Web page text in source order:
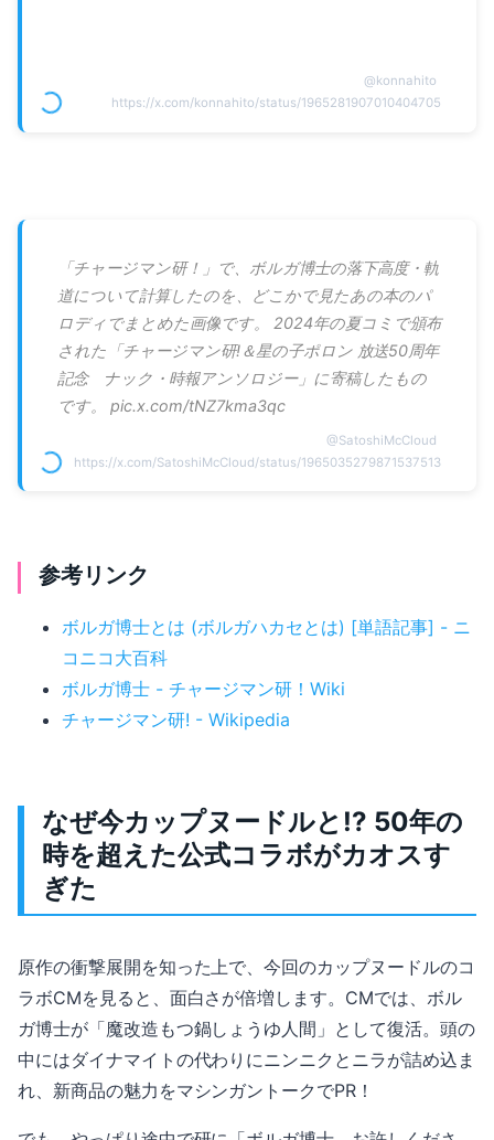
@konnahito
https://x.com/konnahito/status/1965281907010404705
「チャージマン研！」で、ボルガ博士の落下高度・軌
道について計算したのを、どこかで見たあの本のパ
ロディでまとめた画像です。 2024年の夏コミで頒布
された「チャージマン研!＆星の子ポロン 放送50周年
記念​ ​ナック・時報アンソロジー」に寄稿したもの
です。 pic.x.com/tNZ7kma3qc
@SatoshiMcCloud
https://x.com/SatoshiMcCloud/status/1965035279871537513
参考リンク
ボルガ博士とは (ボルガハカセとは) [単語記事] - ニ
コニコ大百科
ボルガ博士 - チャージマン研！Wiki
チャージマン研! - Wikipedia
なぜ今カップヌードルと!? 50年の
時を超えた公式コラボがカオスす
ぎた
原作の衝撃展開を知った上で、今回のカップヌードルのコ
ラボCMを見ると、面白さが倍増します。CMでは、ボル
ガ博士が「魔改造もつ鍋しょうゆ人間」として復活。頭の
中にはダイナマイトの代わりにニンニクとニラが詰め込ま
れ、新商品の魅力をマシンガントークでPR！